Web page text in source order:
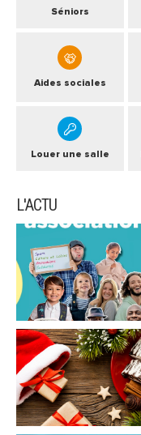
Séniors
Aides sociales
Louer une salle
L'ACTU